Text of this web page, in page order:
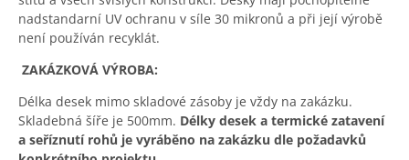
nadstandarní UV ochranu v síle 30 mikronů a při její výrobě
není používán recyklát.
ZAKÁZKOVÁ VÝROBA:
Délka desek mimo skladové zásoby je vždy na zakázku.
Skladebná šíře je 500mm. Délky desek a termické zatavení
a seříznutí rohů je vyráběno na zakázku dle požadavků